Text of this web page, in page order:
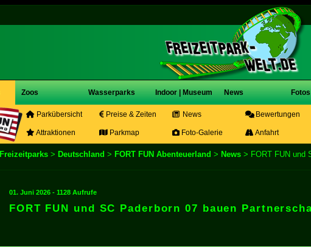
Zoos Wasserparks Indoor | Museum News Fotos
Parkübersicht Preise & Zeiten News Bewertungen
Attraktionen Parkmap Foto-Galerie Anfahrt
Freizeitparks > Deutschland > FORT FUN Abenteuerland > News > FORT FUN und
01. Juni 2026 - 1128 Aufrufe
FORT FUN und SC Paderborn 07 bauen